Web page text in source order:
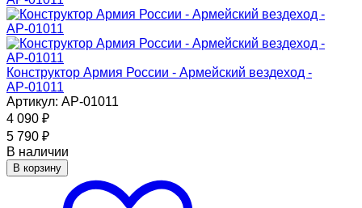
Конструктор Армия России - Армейский вездеход -
АР-01011
Артикул: АР-01011
4 090 ₽
5 790 ₽
В наличии
В корзину